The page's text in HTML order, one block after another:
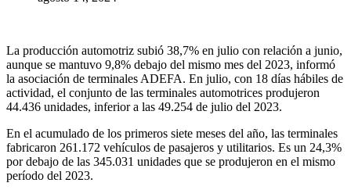
La producción automotriz subió 38,7% en julio con relación a junio,
aunque se mantuvo 9,8% debajo del mismo mes del 2023, informó
la asociación de terminales ADEFA. En julio, con 18 días hábiles de
actividad, el conjunto de las terminales automotrices produjeron
44.436 unidades, inferior a las 49.254 de julio del 2023.
En el acumulado de los primeros siete meses del año, las terminales
fabricaron 261.172 vehículos de pasajeros y utilitarios. Es un 24,3%
por debajo de las 345.031 unidades que se produjeron en el mismo
período del 2023.